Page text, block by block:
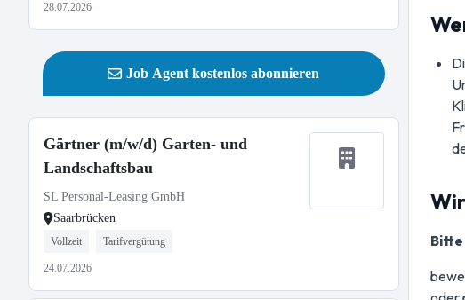
28.07.2026
Job Agent kostenlos abonnieren
Gärtner (m/w/d) Garten- und
Landschaftsbau
SL Personal-Leasing GmbH
Saarbrücken
Vollzeit Tarifvergütung
24.07.2026